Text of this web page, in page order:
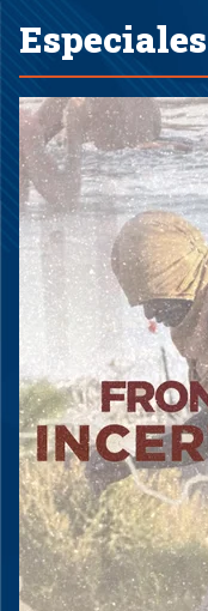
Especiales